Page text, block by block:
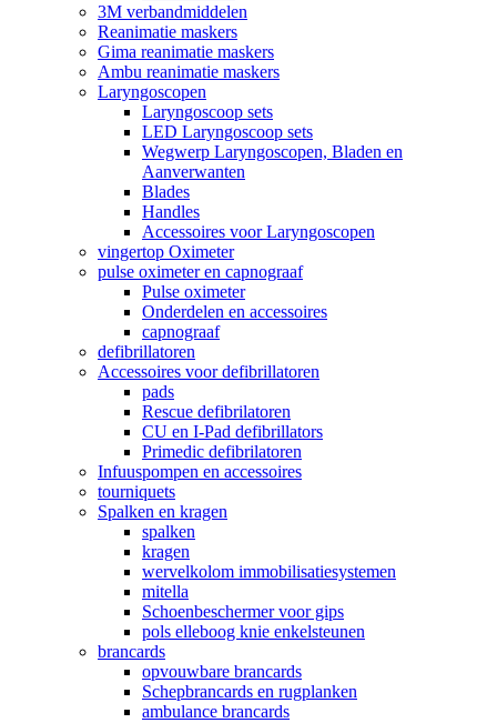
3M verbandmiddelen
Reanimatie maskers
Gima reanimatie maskers
Ambu reanimatie maskers
Laryngoscopen
Laryngoscoop sets
LED Laryngoscoop sets
Wegwerp Laryngoscopen, Bladen en
Aanverwanten
Blades
Handles
Accessoires voor Laryngoscopen
vingertop Oximeter
pulse oximeter en capnograaf
Pulse oximeter
Onderdelen en accessoires
capnograaf
defibrillatoren
Accessoires voor defibrillatoren
pads
Rescue defibrilatoren
CU en I-Pad defibrillators
Primedic defibrilatoren
Infuuspompen en accessoires
tourniquets
Spalken en kragen
spalken
kragen
wervelkolom immobilisatiesystemen
mitella
Schoenbeschermer voor gips
pols elleboog knie enkelsteunen
brancards
opvouwbare brancards
Schepbrancards en rugplanken
ambulance brancards